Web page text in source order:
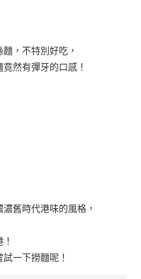
，不特別好吃，
然有彈牙的口感！
舊時代港味的風格，
一下撈麵呢！